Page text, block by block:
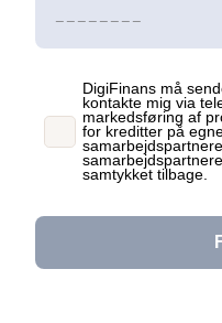
DigiFinans må
kontakte mig via
markedsføring af
for kreditter på
samtykket tilbage.